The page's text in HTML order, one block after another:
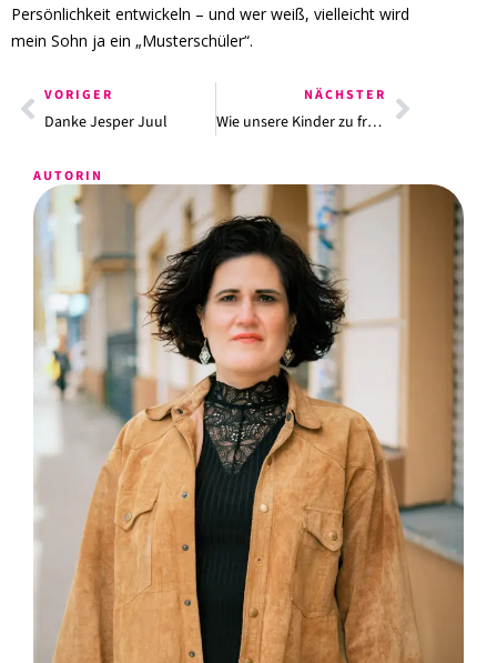
Persönlichkeit entwickeln – und wer weiß, vielleicht wird
mein Sohn ja ein „Musterschüler“.
VORIGER
Danke Jesper Juul
NÄCHSTER
Wie unsere Kinder zu freien Menschen werden – von „Marionettenspielern“ und „Tyrannen-Kindern“ (Vortrag BAGE Fachtagung)
AUTORIN